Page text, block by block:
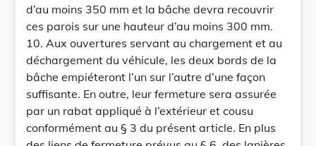
d’au moins 350 mm et la bâche devra recouvrir
ces parois sur une hauteur d’au moins 300 mm.
10. Aux ouvertures servant au chargement et au
déchargement du véhicule, les deux bords de la
bâche empiéteront l’un sur l’autre d’une façon
suffisante. En outre, leur fermeture sera assurée
par un rabat appliqué à l’extérieur et cousu
conformément au § 3 du présent article. En plus